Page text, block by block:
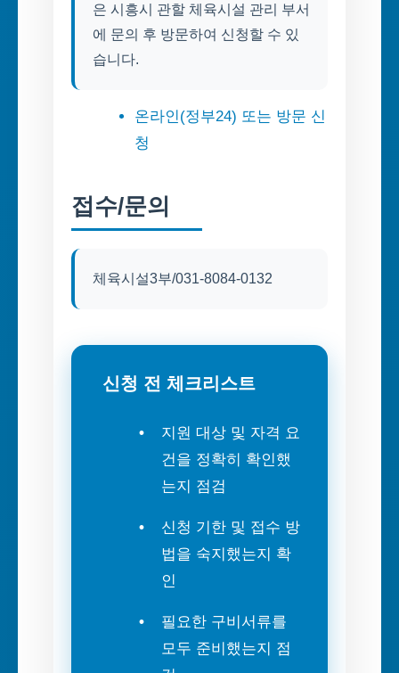
은 시흥시 관할 체육시설 관리 부서
에 문의 후 방문하여 신청할 수 있
습니다.
온라인(정부24) 또는 방문 신
청
접수/문의
체육시설3부/031-8084-0132
신청 전 체크리스트
지원 대상 및 자격 요
건을 정확히 확인했
는지 점검
신청 기한 및 접수 방
법을 숙지했는지 확
인
필요한 구비서류를
모두 준비했는지 점